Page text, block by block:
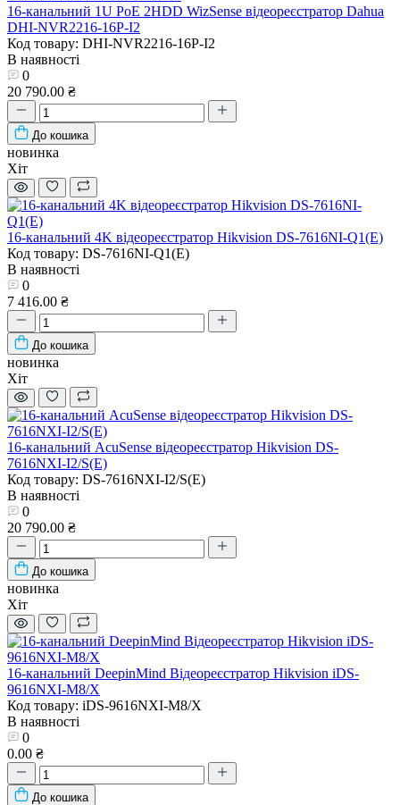
16-канальний 1U PoE 2HDD WizSense відеореєстратор Dahua
DHI-NVR2216-16P-I2
Код товару: DHI-NVR2216-16P-I2
В наявності
0
20 790.00 ₴
До кошика
новинка
Хіт
16-канальний 4K відеореєстратор Hikvision DS-7616NI-Q1(E)
Код товару: DS-7616NI-Q1(E)
В наявності
0
7 416.00 ₴
До кошика
новинка
Хіт
16-канальний AcuSense відеореєстратор Hikvision DS-
7616NXI-I2/S(E)
Код товару: DS-7616NXI-I2/S(E)
В наявності
0
20 790.00 ₴
До кошика
новинка
Хіт
16-канальний DeepinMind Відеореєстратор Hikvision iDS-
9616NXI-M8/X
Код товару: iDS-9616NXI-M8/X
В наявності
0
0.00 ₴
До кошика